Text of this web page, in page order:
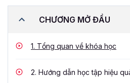
CHƯƠNG MỞ ĐẦU
1. Tổng quan về khóa học
2. Hướng dẫn học tập hiệu